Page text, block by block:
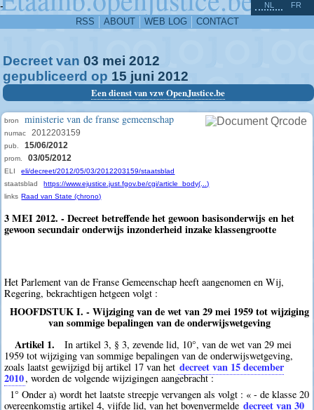
-
RSS ABOUT WEB LOG CONTACT
NL FR
Decreet van 03 mei 2012
gepubliceerd op 15 juni 2012
Een dienst van vzw OpenJustice.be
bron ministerie van de franse gemeenschap
numac 2012203159
pub. 15/06/2012
prom. 03/05/2012
ELI
eli/decreet/2012/05/03/2012203159/staatsblad
staatsblad
https://www.ejustice.just.fgov.be/cgi/article_body(...)
links Raad van State (chrono)
3 MEI 2012. - Decreet betreffende het gewoon basisonderwijs en het
gewoon secundair onderwijs inzonderheid inzake klassengrootte
Het Parlement van de Franse Gemeenschap heeft aangenomen en Wij,
Regering, bekrachtigen hetgeen volgt :
HOOFDSTUK I. - Wijziging van de wet van 29 mei 1959 tot wijziging
van sommige bepalingen van de onderwijswetgeving
Artikel 1.
In artikel 3, § 3, zevende lid, 10°, van de wet van 29 mei
1959 tot wijziging van sommige bepalingen van de onderwijswetgeving,
zoals laatst gewijzigd bij artikel 17 van het decreet van 15 december
2010, worden de volgende wijzigingen aangebracht :
1° Onder a) wordt het laatste streepje vervangen als volgt : « - de klasse 20
overeenkomstig artikel 4, vijfde lid, van het bovenvermelde decreet van 30
^